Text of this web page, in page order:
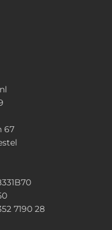
67
7190 28